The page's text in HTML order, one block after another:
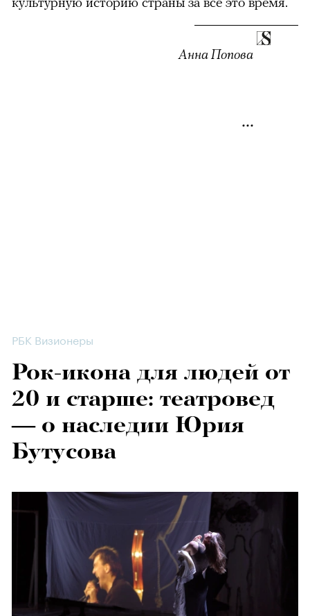
Анна Попова
РБК Визионеры
Рок-икона для людей от
20 и старше: театровед
— о наследии Юрия
Бутусова